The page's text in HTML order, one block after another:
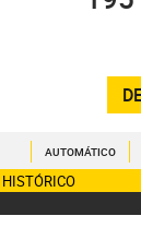
AUTOMÁTICO